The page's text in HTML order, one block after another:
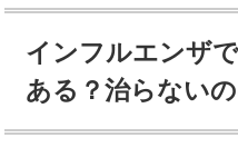
インフルエンザ
ある？治らない